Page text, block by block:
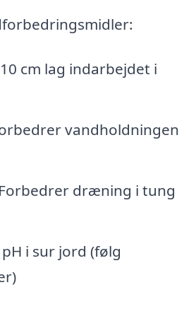
cm lag indarbejdet i
vandholdningen
dræning i tung
i sur jord (følg